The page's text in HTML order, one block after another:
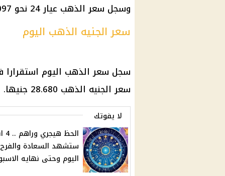
وسجل سعر الذهب عيار 24 نحو 4097 جنيها.
سعر الجنيه الذهب اليوم
سجل سعر الذهب اليوم
سعر الجنيه الذهب 28.680 جنيها.
لا يفوتك
ستشهد السعادة
اليوم وحتى نهايه